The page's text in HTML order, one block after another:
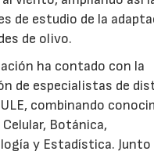
de estudio de la
de olivo.
ha contado con la
de especialistas de
ULE, combinando
Botánica,
y Estadística. Junto